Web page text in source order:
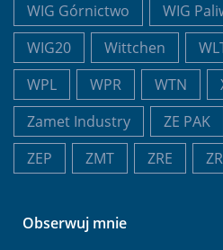
WIG Górnictwo
WIG
WIG20
Wittchen
WPL
WPR WTN
Zamet Industry
ZE PAK
ZEP
ZMT ZRE
Obserwuj mnie